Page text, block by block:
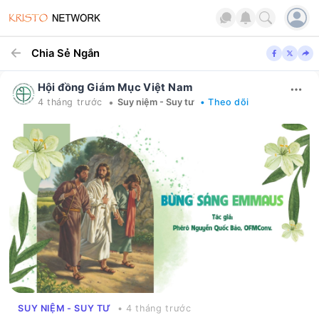
Chia Sẻ Ngắn
Hội đồng Giám Mục Việt Nam
4 tháng trước • Suy niệm - Suy tư • Theo dõi
SUY NIỆM - SUY TƯ • 4 tháng trước